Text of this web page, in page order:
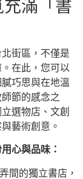
滿「書
街區，不僅是
在此，您可以
巧思與在地溫
節的感念之
選物店、文創
藝術創意。
心與品味：
間的獨立書店，